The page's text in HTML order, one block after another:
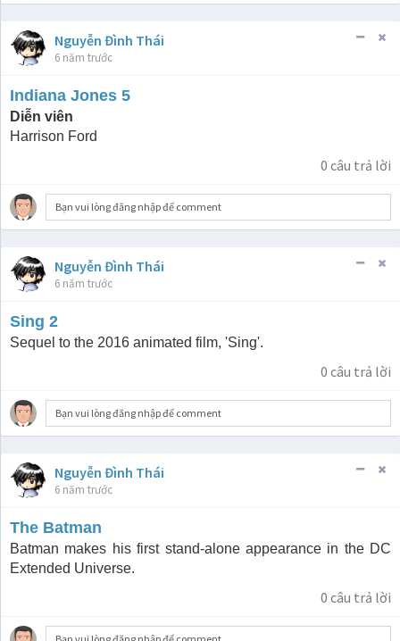
Nguyễn Đình Thái
6 năm trước
Indiana Jones 5
Diễn viên
Harrison Ford
0 câu trả lời
Bạn vui lòng đăng nhập để comment
Nguyễn Đình Thái
6 năm trước
Sing 2
Sequel to the 2016 animated film, 'Sing'.
0 câu trả lời
Bạn vui lòng đăng nhập để comment
Nguyễn Đình Thái
6 năm trước
The Batman
Batman makes his first stand-alone appearance in the DC
Extended Universe.
0 câu trả lời